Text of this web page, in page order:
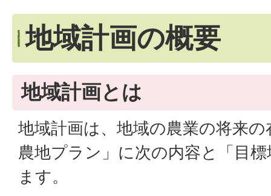
地域計画の概要
地域計画とは
地域計画は、地域の農業の将来
農地プラン」に次の内容と「目
ます。